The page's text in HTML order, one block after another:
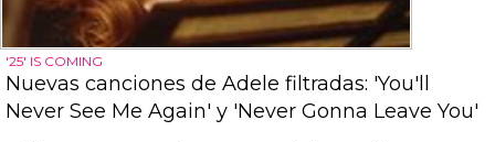
'25' IS COMING
Nuevas canciones de Adele filtradas: 'You'll
Never See Me Again' y 'Never Gonna Leave You'